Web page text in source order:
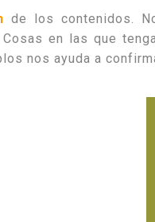
de los contenidos.
en las que
nos ayuda a